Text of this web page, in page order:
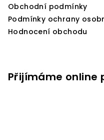
Obchodní podmínky
Podmínky ochrany
Hodnocení obchodu
Přijímáme online